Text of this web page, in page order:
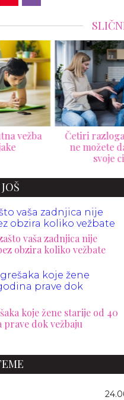
kojih
ostvarite
Šaolinski
vaša zadnjica nije
obzira koliko vežbate
koje žene starije od 40
prave dok vežbaju